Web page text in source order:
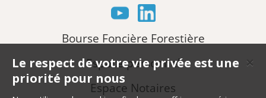
Bourse Foncière Forestière
Espace personnel
Espace Notaires
✕
Le respect de votre vie privée est une
priorité pour nous